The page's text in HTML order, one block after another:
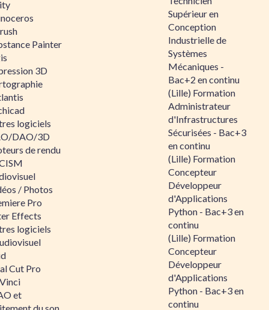
Painter
3D
logiciels
DAO/3D
de rendu
/ Photos
Pro
Effects
logiciels
Cut Pro
et
Supérieur en
Conception
Industrielle de
Systèmes
Mécaniques -
Bac+2 en continu
(Lille) Formation
Administrateur
d'Infrastructures
Sécurisées - Bac+3
en continu
(Lille) Formation
Concepteur
Développeur
d'Applications
Python - Bac+3 en
continu
(Lille) Formation
Concepteur
Développeur
d'Applications
Python - Bac+3 en
continu